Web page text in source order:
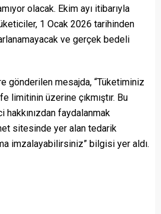
olacak. Ekim ayı itibarıyla
1 Ocak 2026 tarihinden
ve gerçek bedeli
gönderilen mesajda, “Tüketiminiz
limitinin üzerine çıkmıştır. Bu
faydalanmak
sitesinde yer alan tedarik
imzalayabilirsiniz” bilgisi yer aldı.